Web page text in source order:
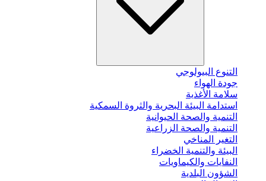
التنوع البيولوجي
جودة الهواء
سلامة الأغذية
استدامة البيئة البحرية والثروة السمكية
التنمية والصحة الحيوانية
التنمية والصحة الزراعية
التغير المناخي
البيئة والتنمية الخضراء
النفايات والكيماويات
الشؤون البلدية